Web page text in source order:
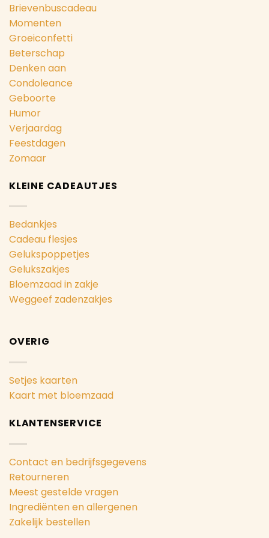
Brievenbuscadeau
Momenten
Groeiconfetti
Beterschap
Denken aan
Condoleance
Geboorte
Humor
Verjaardag
Feestdagen
Zomaar
KLEINE CADEAUTJES
Bedankjes
Cadeau flesjes
Gelukspoppetjes
Gelukszakjes
Bloemzaad in zakje
Weggeef zadenzakjes
OVERIG
Setjes kaarten
Kaart met bloemzaad
KLANTENSERVICE
Contact en bedrijfsgegevens
Retourneren
Meest gestelde vragen
Ingrediënten en allergenen
Zakelijk bestellen